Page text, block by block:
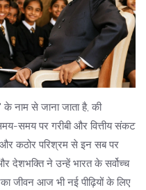
नाम से जाना जाता है, की
समय पर गरीबी और वित्तीय संकट
कठोर परिश्रम से इन सब पर
देशभक्ति ने उन्हें भारत के सर्वोच्च
जीवन आज भी नई पीढ़ियों के लिए